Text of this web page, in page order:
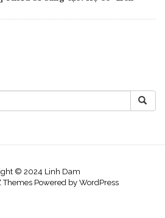
© 2024 Linh Dam
Themes Powered by WordPress